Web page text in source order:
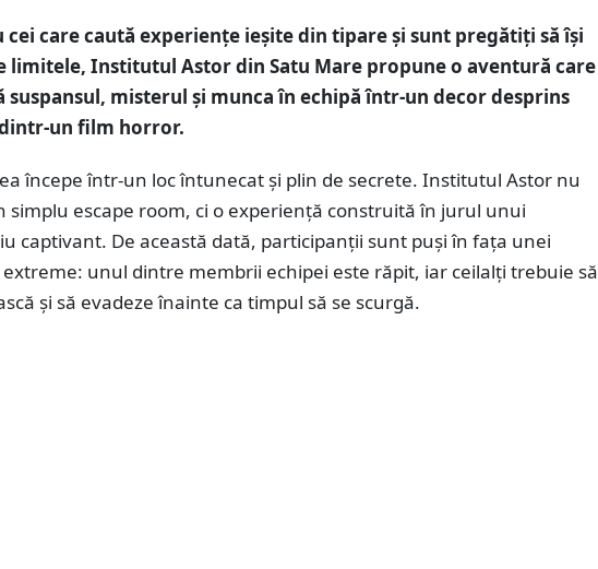
cei care caută experiențe ieșite din tipare și sunt pregătiți să își
limitele, Institutul Astor din Satu Mare propune o aventură care
suspansul, misterul și munca în echipă într-un decor desprins
un film horror.
începe într-un loc întunecat și plin de secrete. Institutul Astor nu
simplu escape room, ci o experiență construită în jurul unui
captivant. De această dată, participanții sunt puși în fața unei
unul dintre membrii echipei este răpit, iar ceilalți trebuie să
și să evadeze înainte ca timpul să se scurgă.